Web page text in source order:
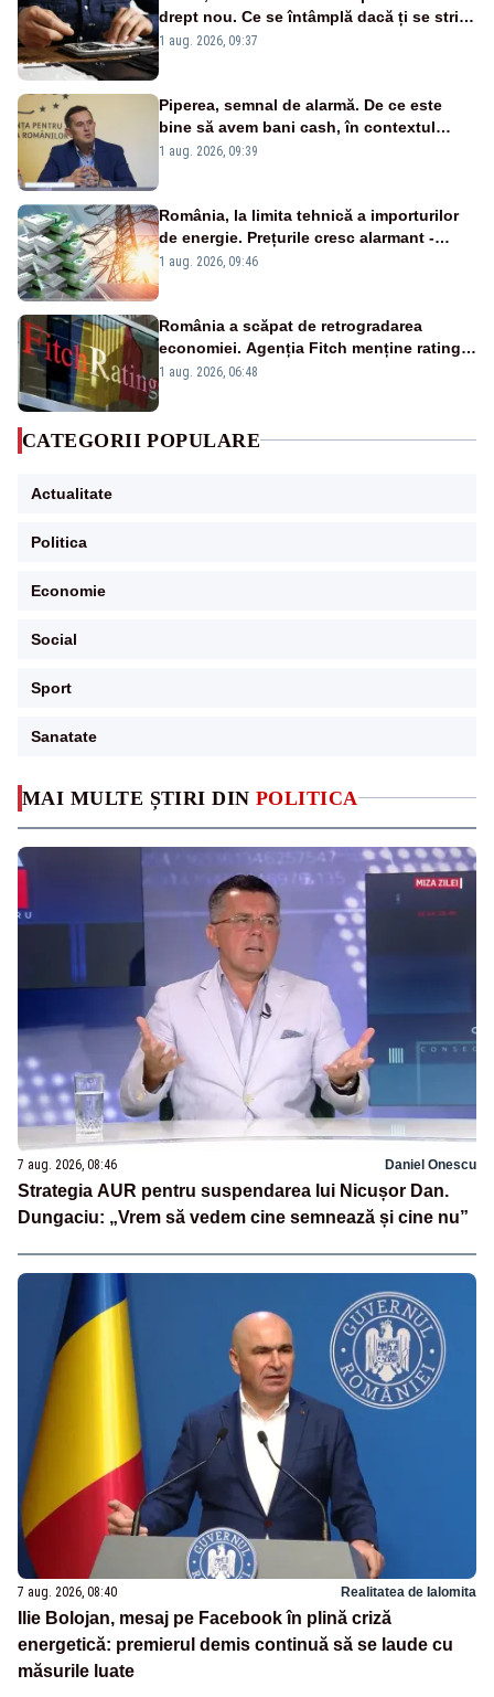
MAI MULTE ȘTIRI DIN POLITICA
7 aug. 2026, 08:46 Daniel Onescu
Strategia AUR pentru suspendarea lui Nicușor Dan.
Dungaciu: „Vrem să vedem cine semnează și cine nu”
7 aug. 2026, 08:40 Realitatea de Ialomita
Ilie Bolojan, mesaj pe Facebook în plină criză
energetică: premierul demis continuă să se laude cu
măsurile luate
drept nou. Ce se întâmplă dacă ți se strică
un produs
1 aug. 2026, 09:37
Piperea, semnal de alarmă. De ce este
bine să avem bani cash, în contextul
alertei energetice?
1 aug. 2026, 09:39
România, la limita tehnică a importurilor
de energie. Prețurile cresc alarmant -
Analiză Realitatea Plus
1 aug. 2026, 09:46
România a scăpat de retrogradarea
economiei. Agenția Fitch menține ratingul
„BBB-” cu perspectivă negativă
1 aug. 2026, 06:48
CATEGORII POPULARE
Actualitate
Politica
Economie
Social
Sport
Sanatate